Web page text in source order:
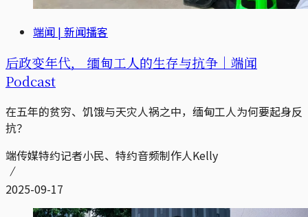
端闻 | 新闻播客
后政变年代， 缅甸工人的生存与抗争｜端闻
Podcast
在五年的贫穷、饥饿与天灾人祸之中，缅甸工人为何要起身反
抗？
端传媒特约记者小民、特约音频制作人Kelly
2025-09-17